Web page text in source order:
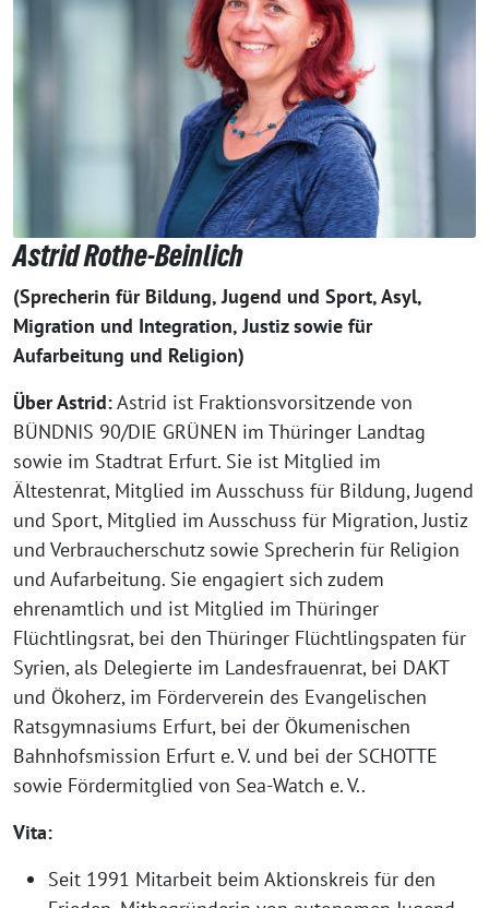
Astrid Rothe-Beinlich
(Sprecherin für Bildung, Jugend und Sport, Asyl,
Migration und Integration, Justiz sowie für
Aufarbeitung und Religion)
Über Astrid:Astrid ist Fraktionsvorsitzende von
BÜNDNIS 90/DIE GRÜNEN im Thüringer Landtag
sowie im Stadtrat Erfurt. Sie ist Mitglied im
Ältestenrat, Mitglied im Ausschuss für Bildung, Jugend
und Sport, Mitglied im Ausschuss für Migration, Justiz
und Verbraucherschutz sowie Sprecherin für Religion
und Aufarbeitung. Sie engagiert sich zudem
ehrenamtlich und ist Mitglied im Thüringer
Flüchtlingsrat, bei den Thüringer Flüchtlingspaten für
Syrien, als Delegierte im Landesfrauenrat, bei DAKT
und Ökoherz, im Förderverein des Evangelischen
Ratsgymnasiums Erfurt, bei der Ökumenischen
Bahnhofsmission Erfurt e. V. und bei der SCHOTTE
sowie Fördermitglied von Sea-Watch e. V..
Vita:
Seit 1991 Mitarbeit beim Aktionskreis für den